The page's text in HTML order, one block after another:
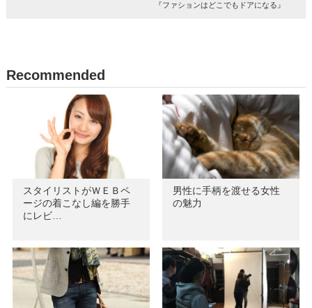
『ファションはどこでもドアになる』
Recommended
スタイリストがＷＥＢペ
ージの着こなし編を勝手
にレビ…
男性に手柄を渡せる女性
の魅力